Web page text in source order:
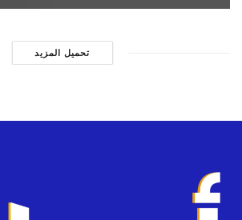
تحميل المزيد